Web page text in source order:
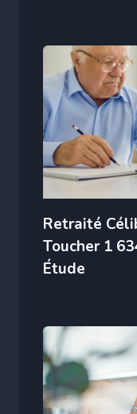
Retraité
Toucher 1
Étude